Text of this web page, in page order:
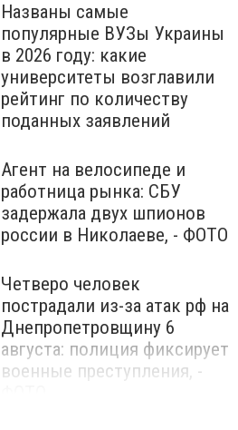
Названы самые
популярные ВУЗы Украины
в 2026 году: какие
университеты возглавили
рейтинг по количеству
поданных заявлений
Агент на велосипеде и
работница рынка: СБУ
задержала двух шпионов
россии в Николаеве, - ФОТО
Четверо человек
пострадали из-за атак рф на
Днепропетровщину 6
августа: полиция фиксирует
военные преступления, -